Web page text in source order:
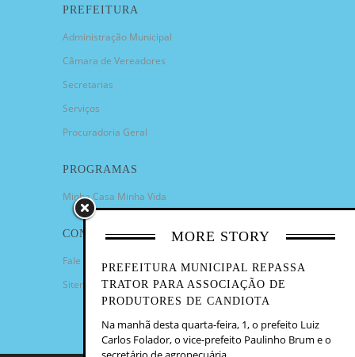
MORE STORY
PREFEITURA MUNICIPAL REPASSA
TRATOR PARA ASSOCIAÇÃO DE
PRODUTORES DE CANDIOTA
Na manhã desta quarta-feira, 1, o prefeito Luiz
Carlos Folador, o vice-prefeito Paulinho Brum e o
PREFEITURA
Administração Municipal
Câmara de Vereadores
Secretarias
Serviços
Procuradoria Geral
PROGRAMAS
Minha Casa Minha Vida
CONTATO
Fale Conosco
Sitemap